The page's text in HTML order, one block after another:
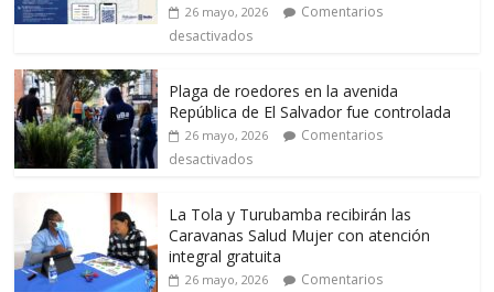
26 mayo, 2026
Comentarios
desactivados
Plaga de roedores en la avenida
República de El Salvador fue controlada
26 mayo, 2026
Comentarios
desactivados
La Tola y Turubamba recibirán las
Caravanas Salud Mujer con atención
integral gratuita
26 mayo, 2026
Comentarios